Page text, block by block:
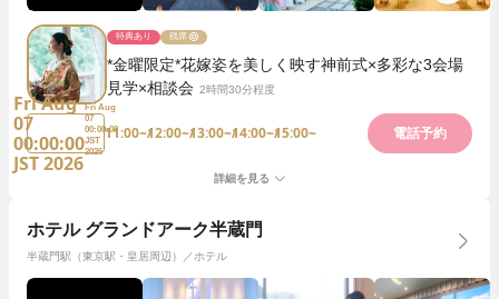
特典あり 残席
*金曜限定*花嫁姿を美しく映す神前式×多彩な3会場
見学×相談会 2時間30分程度
Fri Aug
07
00:00:00
JST 2026
Fri Aug
07
00:00:00
JST
2026
11:00~12:00~13:00~14:00~15:00~ 電話予約
詳細を見る
ホテル グランドアーク半蔵門
半蔵門駅（東京駅・皇居周辺）／ホテル